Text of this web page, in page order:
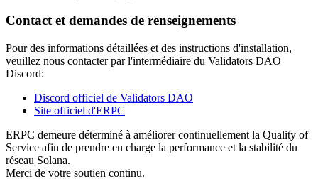
Contact et demandes de renseignements
Pour des informations détaillées et des instructions d'installation,
veuillez nous contacter par l'intermédiaire du Validators DAO
Discord:
Discord officiel de Validators DAO
Site officiel d'ERPC
ERPC demeure déterminé à améliorer continuellement la Quality of
Service afin de prendre en charge la performance et la stabilité du
réseau Solana.
Merci de votre soutien continu.